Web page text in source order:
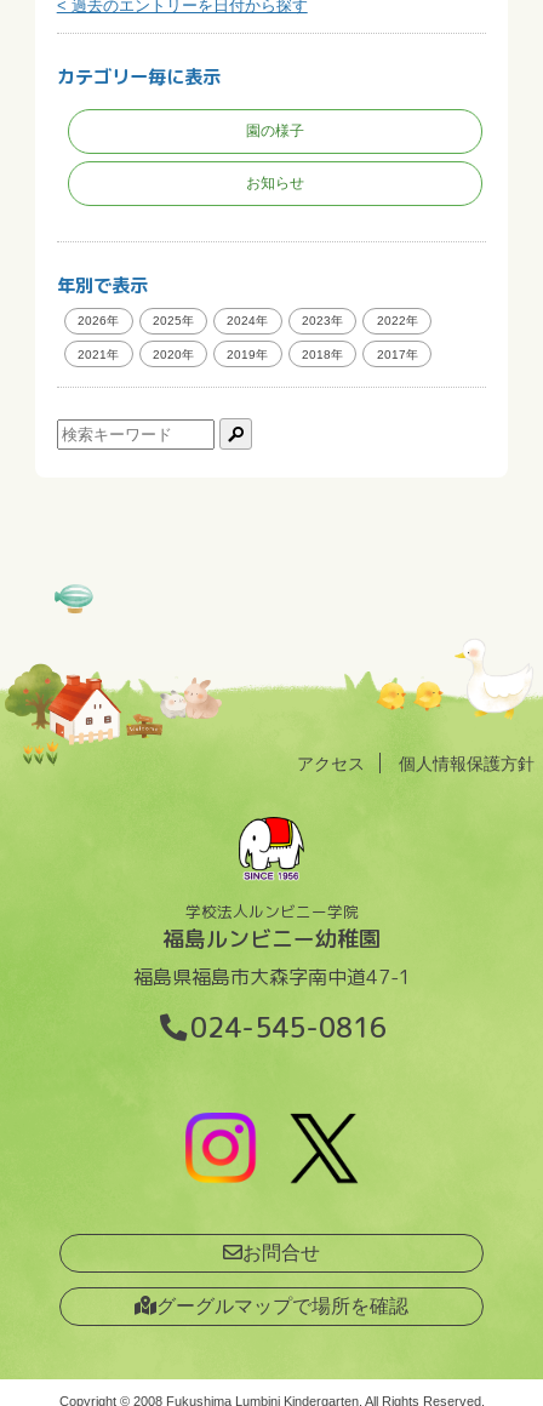
< 過去のエントリーを日付から探す
カテゴリー毎に表示
園の様子
お知らせ
年別で表示
2026年 2025年 2024年 2023年 2022年
2021年 2020年 2019年 2018年 2017年
アクセス 個人情報保護方針
学校法人ルンビニー学院
福島ルンビニー幼稚園
福島県福島市大森字南中道47-1
024-545-0816
お問合せ
グーグルマップで場所を確認
Copyright ©︎ 2008 Fukushima Lumbini Kindergarten. All Rights Reserved.